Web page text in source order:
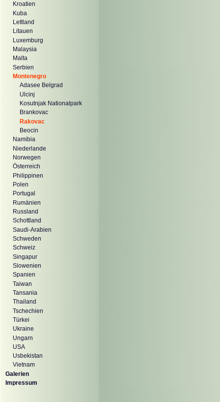
Kroatien
Kuba
Lettland
Litauen
Luxemburg
Malaysia
Malta
Serbien
Montenegro
Adasee Belgrad
Ulcinj
Kosutnjak Nationalpark
Brankovac
Rakovac
Beocin
Namibia
Niederlande
Norwegen
Österreich
Philippinen
Polen
Portugal
Rumänien
Russland
Schottland
Saudi-Arabien
Schweden
Schweiz
Singapur
Slowenien
Spanien
Taiwan
Tansania
Thailand
Tschechien
Türkei
Ukraine
Ungarn
USA
Usbekistan
Vietnam
Galerien
Impressum